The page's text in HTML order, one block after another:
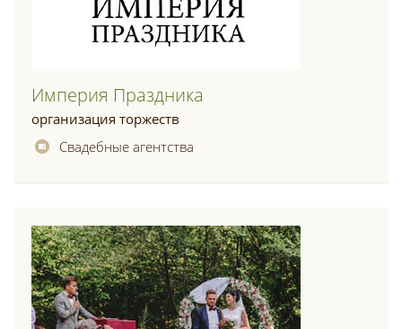
Империя Праздника
организация торжеств
Свадебные агентства